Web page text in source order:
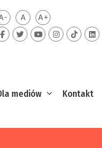
kontrast
Mniejsza czcionka
ADomyślna czcionka
A+Większa
mediów Kontakt